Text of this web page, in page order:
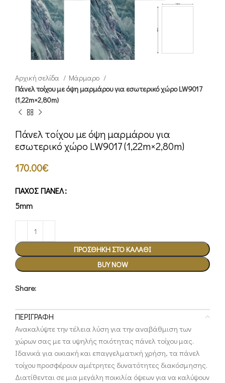
Αρχική σελίδα
Μάρμαρο
Πάνελ τοίχου με όψη μαρμάρου για εσωτερικό χώρο LW9017
(1,22m×2,80m)
Πάνελ τοίχου με όψη μαρμάρου για
εσωτερικό χώρο LW9017 (1,22m×2,80m)
170.00€
ΠΆΧΟΣ ΠΆΝΕΛ
5mm
ΠΡΟΣΘΉΚΗ ΣΤΟ ΚΑΛΆΘΙ
BUY NOW
Share:
ΠΕΡΙΓΡΑΦΉ
Ανακαλύψτε την τέλεια λύση για την αναβάθμιση των
χώρων σας με τα υψηλής ποιότητας πάνελ τοίχου μας.
Ιδανικά για οικιακή και επαγγελματική χρήση, τα πάνελ
τοίχου προσφέρουν αμέτρητες δυνατότητες διακόσμησης.
Διατίθενται σε μια μεγάλη ποικιλία όψεων για να καλύψουν